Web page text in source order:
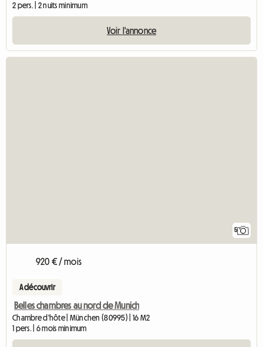
2 pers. | 2 nuits minimum
Voir l'annonce
5
920 € / mois
A découvrir
Belles chambres au nord de Munich
Chambre d'hôte | München (80995) | 16 M2
1 pers. | 6 mois minimum